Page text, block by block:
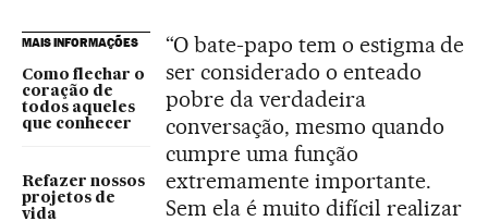
MAIS INFORMAÇÕES
Como flechar o
coração de
todos aqueles
que conhecer
Refazer nossos
projetos de
vida
“O bate-papo tem o estigma de
ser considerado o enteado
pobre da verdadeira
conversação, mesmo quando
cumpre uma função
extremamente importante.
Sem ela é muito difícil realizar